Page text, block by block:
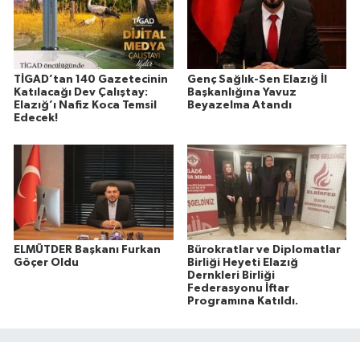
TİGAD’tan 140 Gazetecinin
Katılacağı Dev Çalıştay:
Elazığ’ı Nafiz Koca Temsil
Edecek!
Genç Sağlık-Sen Elazığ İl
Başkanlığına Yavuz
Beyazelma Atandı
ELMÜTDER Başkanı Furkan
Göçer Oldu
Bürokratlar ve Diplomatlar
Birliği Heyeti Elazığ
Dernkleri Birliği
Federasyonu İftar
Programına Katıldı.